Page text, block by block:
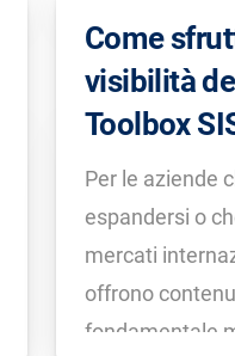
[…]
Come
visibilità
Toolbox
Per le aziende
espandersi o
mercati
offrono
fondamentale